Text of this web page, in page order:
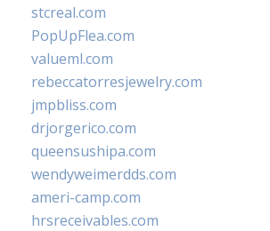
stcreal.com
PopUpFlea.com
valueml.com
rebeccatorresjewelry.com
jmpbliss.com
drjorgerico.com
queensushipa.com
wendyweimerdds.com
ameri-camp.com
hrsreceivables.com